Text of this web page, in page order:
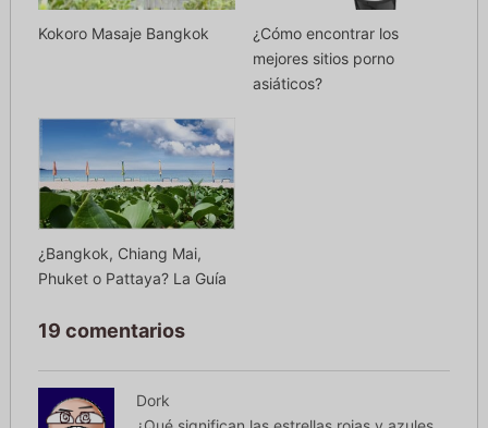
Kokoro Masaje Bangkok
¿Cómo encontrar los
mejores sitios porno
asiáticos?
¿Bangkok, Chiang Mai,
Phuket o Pattaya? La Guía
19 comentarios
Dork